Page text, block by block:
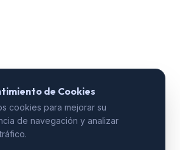
de Cookies
cookies para mejorar su
de navegación y analizar